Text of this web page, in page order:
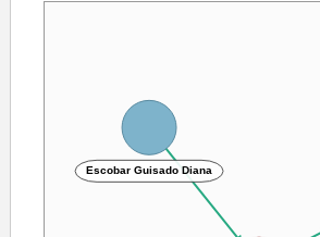
Escobar Guisado Diana